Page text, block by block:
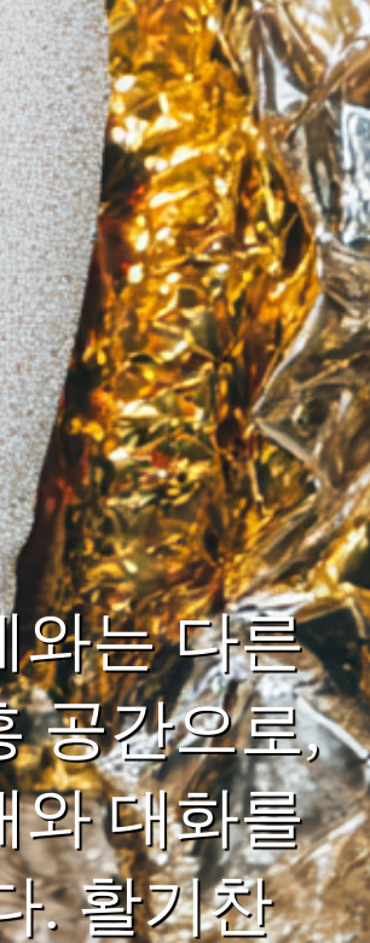
와는 다른
공간으로,
와 대화를
. 활기찬